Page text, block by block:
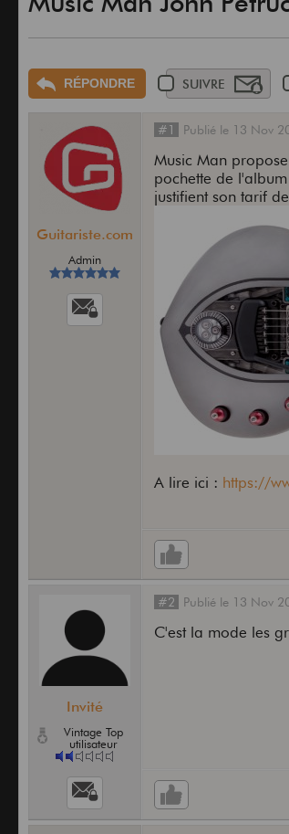
RÉPONDRE SUIVRE
Guitariste.com
Admin
#1 Publié le 13 Nov
Music Man
pochette de
justifient son tarif
A lire ici : https://
Invité
Vintage Top
utilisateur
#2 Publié le 13 Nov
C'est la mode les